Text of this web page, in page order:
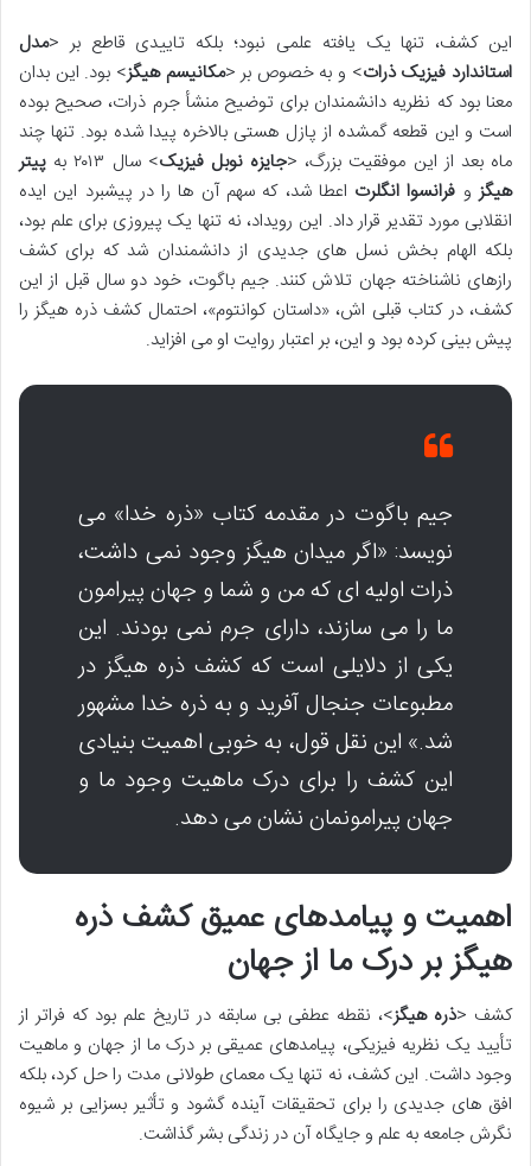
این کشف، تنها یک یافته علمی نبود؛ بلکه تاییدی قاطع بر <مدل
استاندارد فیزیک ذرات> و به خصوص بر <مکانیسم هیگز> بود. این بدان
معنا بود که نظریه دانشمندان برای توضیح منشأ جرم ذرات، صحیح بوده
است و این قطعه گمشده از پازل هستی بالاخره پیدا شده بود. تنها چند
ماه بعد از این موفقیت بزرگ، <جایزه نوبل فیزیک> سال ۲۰۱۳ به
پیتر
هیگزو فرانسوا انگلرت اعطا شد، که سهم آن ها را در پیشبرد این ایده
انقلابی مورد تقدیر قرار داد. این رویداد، نه تنها یک پیروزی برای علم بود،
بلکه الهام بخش نسل های جدیدی از دانشمندان شد که برای کشف
رازهای ناشناخته جهان تلاش کنند. جیم باگوت، خود دو سال قبل از این
کشف، در کتاب قبلی اش، «داستان کوانتوم»، احتمال کشف ذره هیگز را
پیش بینی کرده بود و این، بر اعتبار روایت او می افزاید.
جیم باگوت در مقدمه کتاب «ذره خدا» می
نویسد: «اگر میدان هیگز وجود نمی داشت،
ذرات اولیه ای که من و شما و جهان پیرامون
ما را می سازند، دارای جرم نمی بودند. این
یکی از دلایلی است که کشف ذره هیگز در
مطبوعات جنجال آفرید و به ذره خدا مشهور
شد.» این نقل قول، به خوبی اهمیت بنیادی
این کشف را برای درک ماهیت وجود ما و
جهان پیرامونمان نشان می دهد.
اهمیت و پیامدهای عمیق کشف ذره
هیگز بر درک ما از جهان
کشف <ذره هیگز>، نقطه عطفی بی سابقه در تاریخ علم بود که فراتر از
تأیید یک نظریه فیزیکی، پیامدهای عمیقی بر درک ما از جهان و ماهیت
وجود داشت. این کشف، نه تنها یک معمای طولانی مدت را حل کرد، بلکه
افق های جدیدی را برای تحقیقات آینده گشود و تأثیر بسزایی بر شیوه
نگرش جامعه به علم و جایگاه آن در زندگی بشر گذاشت.